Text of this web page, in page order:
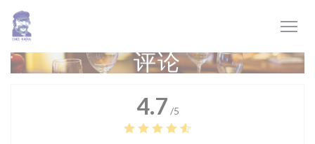
Cookie管理面板
评论
4.7 /5